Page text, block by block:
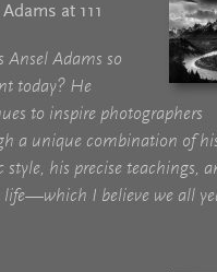
at 111
Ansel Adams so
today? He
to inspire photographers
a unique combination of
style, his precise teachings,
life—which I believe we all